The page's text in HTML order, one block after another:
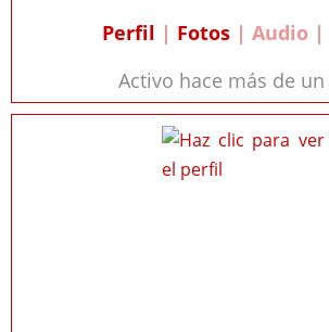
Perfil | Fotos| Audio |
Activo hace más de